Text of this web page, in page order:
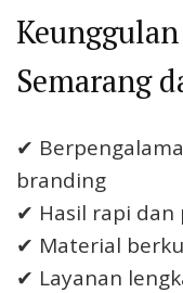
Keunggulan
Semarang
✔
branding
✔ Hasil rapi dan
✔ Material
✔ Layanan